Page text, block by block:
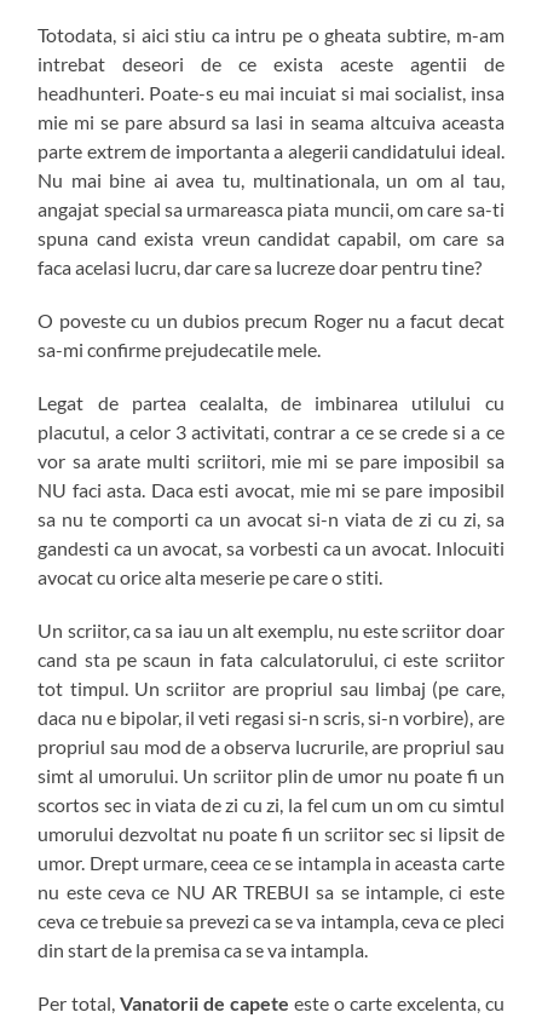
Totodata, si aici stiu ca intru pe o gheata subtire, m-am
intrebat deseori de ce exista aceste agentii de
headhunteri. Poate-s eu mai incuiat si mai socialist, insa
mie mi se pare absurd sa lasi in seama altcuiva aceasta
parte extrem de importanta a alegerii candidatului ideal.
Nu mai bine ai avea tu, multinationala, un om al tau,
angajat special sa urmareasca piata muncii, om care sa-ti
spuna cand exista vreun candidat capabil, om care sa
faca acelasi lucru, dar care sa lucreze doar pentru tine?
O poveste cu un dubios precum Roger nu a facut decat
sa-mi confirme prejudecatile mele.
Legat de partea cealalta, de imbinarea utilului cu
placutul, a celor 3 activitati, contrar a ce se crede si a ce
vor sa arate multi scriitori, mie mi se pare imposibil sa
NU faci asta. Daca esti avocat, mie mi se pare imposibil
sa nu te comporti ca un avocat si-n viata de zi cu zi, sa
gandesti ca un avocat, sa vorbesti ca un avocat. Inlocuiti
avocat cu orice alta meserie pe care o stiti.
Un scriitor, ca sa iau un alt exemplu, nu este scriitor doar
cand sta pe scaun in fata calculatorului, ci este scriitor
tot timpul. Un scriitor are propriul sau limbaj (pe care,
daca nu e bipolar, il veti regasi si-n scris, si-n vorbire), are
propriul sau mod de a observa lucrurile, are propriul sau
simt al umorului. Un scriitor plin de umor nu poate fi un
scortos sec in viata de zi cu zi, la fel cum un om cu simtul
umorului dezvoltat nu poate fi un scriitor sec si lipsit de
umor. Drept urmare, ceea ce se intampla in aceasta carte
nu este ceva ce NU AR TREBUI sa se intample, ci este
ceva ce trebuie sa prevezi ca se va intampla, ceva ce pleci
din start de la premisa ca se va intampla.
Per total,Vanatorii de capete este o carte excelenta, cu